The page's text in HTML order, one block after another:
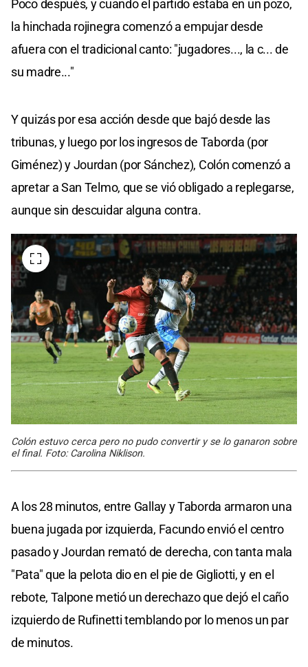
Poco después, y cuando el partido estaba en un pozo,
la hinchada rojinegra comenzó a empujar desde
afuera con el tradicional canto: "jugadores..., la c... de
su madre..."
Y quizás por esa acción desde que bajó desde las
tribunas, y luego por los ingresos de Taborda (por
Giménez) y Jourdan (por Sánchez), Colón comenzó a
apretar a San Telmo, que se vió obligado a replegarse,
aunque sin descuidar alguna contra.
Colón estuvo cerca pero no pudo convertir y se lo ganaron sobre
el final. Foto: Carolina Niklison.
A los 28 minutos, entre Gallay y Taborda armaron una
buena jugada por izquierda, Facundo envió el centro
pasado y Jourdan remató de derecha, con tanta mala
"Pata" que la pelota dio en el pie de Gigliotti, y en el
rebote, Talpone metió un derechazo que dejó el caño
izquierdo de Rufinetti temblando por lo menos un par
de minutos.